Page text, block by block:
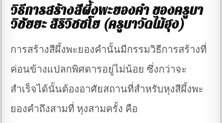
วิธีการสร้างสีผึ้งพะยองคำ ของครูบา
วิชัยยะ สิริวิชชโย (ครูบาวัดไม้ฮุง)
การสร้างสีผึ้งพะยองคำนั้นมีกรรมวิธีการสร้างที่
ค่อนข้างแปลกพิศดารอยู่ไม่น้อย ซึ่งกว่าจะ
สำเร็จได้นั้นต้องอาศัยสถานที่สำหรับหุงสีผึ้งพะ
ยองคำถึงสามที่ หุงสามครั้ง คือ